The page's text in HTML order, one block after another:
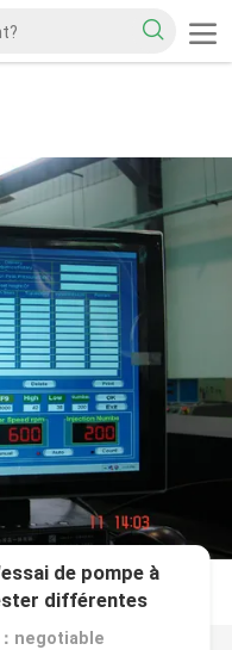
de pompe à
différentes
negotiable